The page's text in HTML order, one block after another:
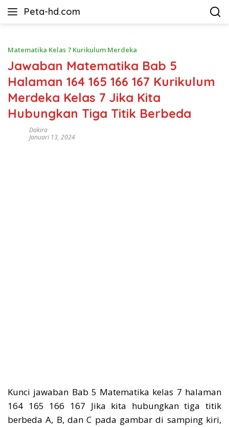
Peta-hd.com
Kumpulan
HD
Matematika Kelas 7 Kurikulum Merdeka
Jawaban Matematika Bab 5
Halaman 164 165 166 167 Kurikulum
Merdeka Kelas 7 Jika Kita
Hubungkan Tiga Titik Berbeda
Dakira
Januari 13, 2024
Kunci jawaban Bab 5 Matematika kelas 7 halaman
164 165 166 167 Jika kita hubungkan tiga titik
berbeda A, B, dan C pada gambar di samping kiri,